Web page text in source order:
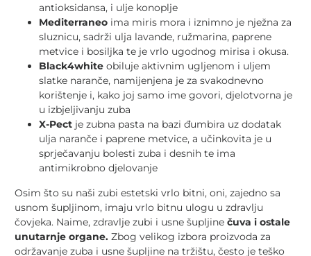
antioksidansa, i ulje konoplje
Mediterraneo ima miris mora i iznimno je nježna za
sluznicu, sadrži ulja lavande, ružmarina, paprene
metvice i bosiljka te je vrlo ugodnog mirisa i okusa.
Black4white obiluje aktivnim ugljenom i uljem
slatke naranče, namijenjena je za svakodnevno
korištenje i, kako joj samo ime govori, djelotvorna je
u izbjeljivanju zuba
X-Pect je zubna pasta na bazi đumbira uz dodatak
ulja naranče i paprene metvice, a učinkovita je u
sprječavanju bolesti zuba i desnih te ima
antimikrobno djelovanje
Osim što su naši zubi estetski vrlo bitni, oni, zajedno sa
usnom šupljinom, imaju vrlo bitnu ulogu u zdravlju
čovjeka. Naime, zdravlje zubi i usne šupljine čuva i ostale
unutarnje organe. Zbog velikog izbora proizvoda za
održavanje zuba i usne šupljine na tržištu, često je teško